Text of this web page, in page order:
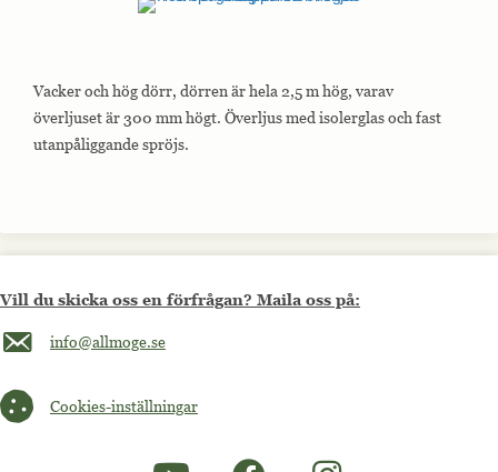
Vacker och hög dörr, dörren är hela 2,5 m hög, varav
överljuset är 300 mm högt. Överljus med isolerglas och fast
utanpåliggande spröjs.
Vill du skicka oss en förfrågan? Maila oss på:
Maila oss på info@allmoge.se
info@allmoge.se
Cookies-inställningar
Cookies-inställningar